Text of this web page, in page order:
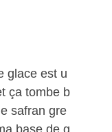
glace est u
ça tombe b
safran gre
base de g